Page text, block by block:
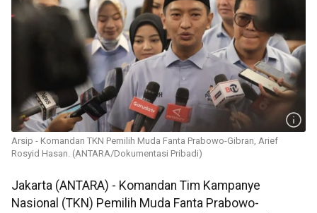
Arsip - Komandan TKN Pemilih Muda Fanta Prabowo-Gibran, Arief
Rosyid Hasan. (ANTARA/Dokumentasi Pribadi)
Jakarta (ANTARA) - Komandan Tim Kampanye
Nasional (TKN) Pemilih Muda Fanta Prabowo-